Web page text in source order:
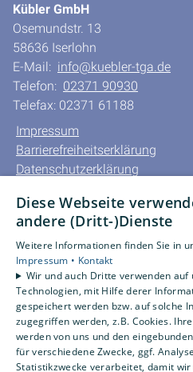
Kübler GmbH
Osemundstr. 13
58636 Iserlohn
E-Mail: info@kuebler-tga.de
Telefon: 02371 90930
Telefax: 02371 61188
Impressum
Barrierefreiheitserklärung
Datenschutzerklärung
Unsere Bereiche
Privatkunden
Gewerbekunden
Karriere
Unternehmen
Kontakt
Diese Webseite
andere (Dritt-)Dienste
Weitere Informationen finden Sie in
Impressum • Kontakt
Wir und auch Dritte verwenden auf
Technologien, mit Hilfe derer
gespeichert werden bzw. auf solche
zugegriffen werden, z.B. Cookies.
werden von uns und den
für verschiedene Zwecke, ggf.
Statistikzwecke verarbeitet, damit